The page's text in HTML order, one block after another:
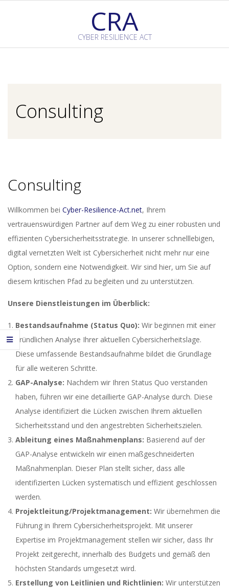
CRA
CYBER RESILIENCE ACT
Consulting
Consulting
Willkommen bei Cyber-Resilience-Act.net, Ihrem
vertrauenswürdigen Partner auf dem Weg zu einer robusten und
effizienten Cybersicherheitsstrategie. In unserer schnelllebigen,
digital vernetzten Welt ist Cybersicherheit nicht mehr nur eine
Option, sondern eine Notwendigkeit. Wir sind hier, um Sie auf
diesem kritischen Pfad zu begleiten und zu unterstützen.
Unsere Dienstleistungen im Überblick:
Bestandsaufnahme (Status Quo): Wir beginnen mit einer
gründlichen Analyse Ihrer aktuellen Cybersicherheitslage.
Diese umfassende Bestandsaufnahme bildet die Grundlage
für alle weiteren Schritte.
GAP-Analyse: Nachdem wir Ihren Status Quo verstanden
haben, führen wir eine detaillierte GAP-Analyse durch. Diese
Analyse identifiziert die Lücken zwischen Ihrem aktuellen
Sicherheitsstand und den angestrebten Sicherheitszielen.
Ableitung eines Maßnahmenplans: Basierend auf der
GAP-Analyse entwickeln wir einen maßgeschneiderten
Maßnahmenplan. Dieser Plan stellt sicher, dass alle
identifizierten Lücken systematisch und effizient geschlossen
werden.
Projektleitung/Projektmanagement: Wir übernehmen die
Führung in Ihrem Cybersicherheitsprojekt. Mit unserer
Expertise im Projektmanagement stellen wir sicher, dass Ihr
Projekt zeitgerecht, innerhalb des Budgets und gemäß den
höchsten Standards umgesetzt wird.
Erstellung von Leitlinien und Richtlinien: Wir unterstützen